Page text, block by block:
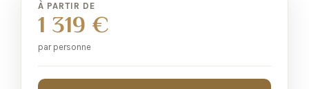
À PARTIR DE
1 319 €
par personne